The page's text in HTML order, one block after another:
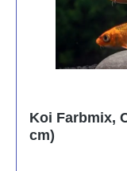
Koi Farbmix,
cm)